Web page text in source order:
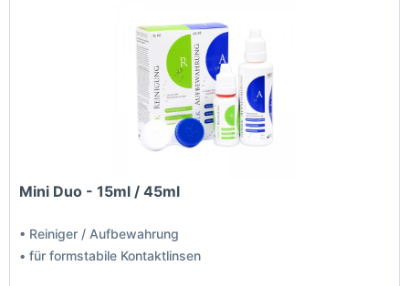
Mini Duo - 15ml / 45ml
• Reiniger / Aufbewahrung
• für formstabile Kontaktlinsen